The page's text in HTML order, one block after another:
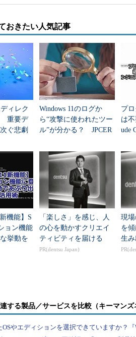
ァイル」で、ファイルに書かれた
きファイルに実行可能属性は必要
ファイルの内容を、ログインし直
~/.bashrcを編集した後、「source ~/
、ホームディレクトリでviコマンド
即座に反映しています（viを使っ
設定ファイル~/.bashrcの内容を反映させ
コマンドを用いた場合は、何が
おきたい人気記事
ィレク
重要デ
ぐ悲劇
Windows 11のログか
ら“攻撃に使われたツー
ル”が分かる？ JPCER
プ
は
ude
の
新機能】S
ョン機能
挙動を
「楽しさ」を感じ、人
の心を動かすクリエイ
ティビティを届ける
PR(dentsu Japan)
現
を
生み
する製品／サービスを比較（キーマンズ
OSやエディションを選択できていますか？